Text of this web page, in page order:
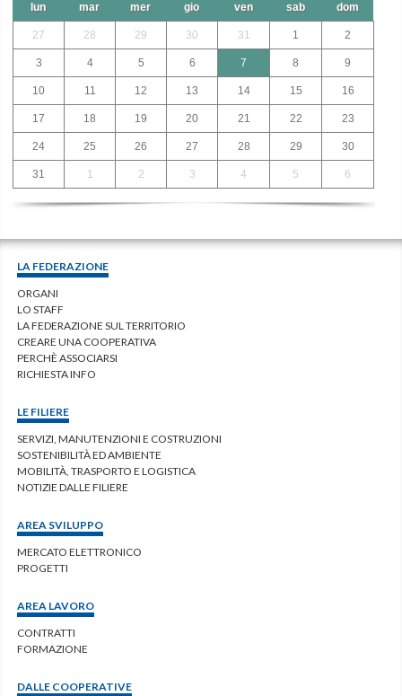
lun mar mer gio ven sab dom
27 28 29 30 31 1 2
3 4 5 6 7 8 9
10 11 12 13 14 15 16
17 18 19 20 21 22 23
24 25 26 27 28 29 30
31 1 2 3 4 5 6
LA FEDERAZIONE
ORGANI
LO STAFF
LA FEDERAZIONE SUL TERRITORIO
CREARE UNA COOPERATIVA
PERCHÈ ASSOCIARSI
RICHIESTA INFO
LE FILIERE
SERVIZI, MANUTENZIONI E COSTRUZIONI
SOSTENIBILITÀ ED AMBIENTE
MOBILITÀ, TRASPORTO E LOGISTICA
NOTIZIE DALLE FILIERE
AREA SVILUPPO
MERCATO ELETTRONICO
PROGETTI
AREA LAVORO
CONTRATTI
FORMAZIONE
DALLE COOPERATIVE